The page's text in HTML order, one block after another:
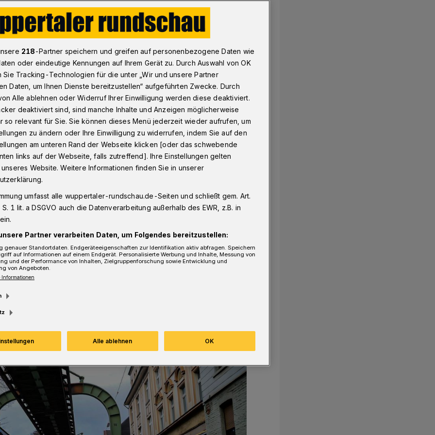
Ratsanfrage zum Thema Busbeschleunigung
für
des
über Möglichkeiten zur Beschleunigung
zu schaffen, hat das Linke Bündnis
einen umfangreichen
218-Partner speichern und greifen auf personenbezogene Daten wie
oder eindeutige Kennungen auf Ihrem Gerät zu. Durch Auswahl von OK
Sie Tracking-Technologien für die unter „Wir und unsere Partner
Daten, um Ihnen Dienste bereitzustellen“ aufgeführten Zwecke. Durch
Alle ablehnen oder Widerruf Ihrer Einwilligung werden diese deaktiviert.
deaktiviert sind, sind manche Inhalte und Anzeigen möglicherweise
so relevant für Sie. Sie können dieses Menü jederzeit wieder aufrufen, um
zu ändern oder Ihre Einwilligung zu widerrufen, indem Sie auf den
am unteren Rand der Webseite klicken [oder das schwebende
links auf der Webseite, falls zutreffend]. Ihre Einstellungen gelten
Website. Weitere Informationen finden Sie in unserer
umfasst alle wuppertaler-rundschau.de-Seiten und schließt gem. Art.
1 lit. a DSGVO auch die Datenverarbeitung außerhalb des EWR, z.B. in
Partner verarbeiten Daten, um Folgendes bereitzustellen:
genauer Standortdaten. Endgeräteeigenschaften zur Identifikation aktiv abfragen. Speichern
auf Informationen auf einem Endgerät. Personalisierte Werbung und Inhalte, Messung von
und der Performance von Inhalten, Zielgruppenforschung sowie Entwicklung und
von Angeboten.
Alle ablehnen OK